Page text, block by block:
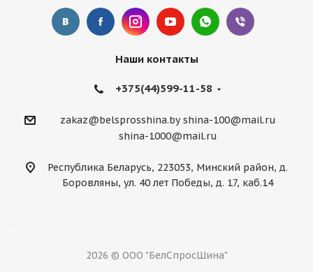
Наши контакты
+375(44)599-11-58
zakaz@belsprosshina.by shina-100@mail.ru
shina-1000@mail.ru
Республика Беларусь, 223053, Минский район, д.
Боровляны, ул. 40 лет Победы, д. 17, каб.14
2026 © ООО "БелСпросШина"